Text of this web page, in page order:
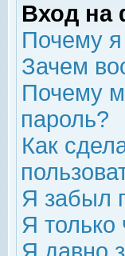
Вход на
Почему
Зачем
Почему
пароль?
Как
Я забыл
Я только